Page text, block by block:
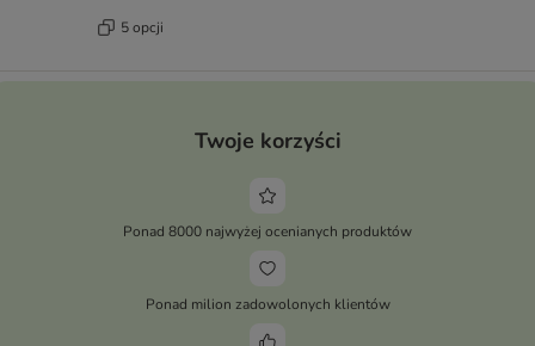
5 opcji
Twoje korzyści
Ponad 8000 najwyżej ocenianych produktów
Ponad milion zadowolonych klientów